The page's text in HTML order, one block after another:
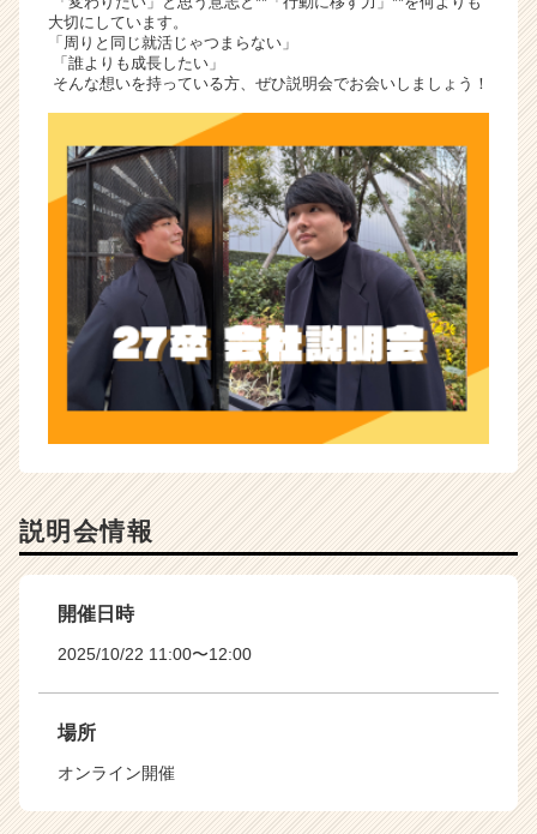
大切にしています。
「周りと同じ就活じゃつまらない」
「誰よりも成長したい」
そんな想いを持っている方、ぜひ説明会でお会いしましょう！
説明会情報
開催日時
2025/10/22 11:00〜12:00
場所
オンライン開催